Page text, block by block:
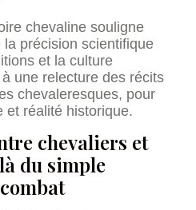
chevaline souligne
la précision scientifique
et la culture
une relecture des récits
chevaleresques, pour
et réalité historique.
chevaliers et
du simple